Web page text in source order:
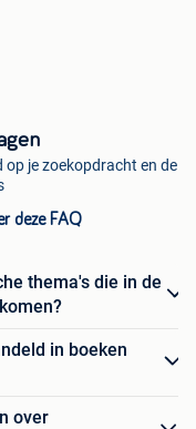
je zoekopdracht en de
deze FAQ
thema's die in de
in boeken
over